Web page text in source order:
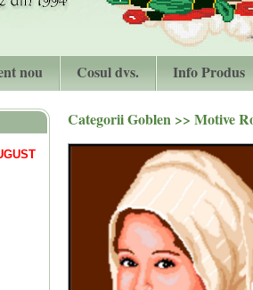
nou Cosul dvs. Info Produs
Categorii Goblen >> Motive